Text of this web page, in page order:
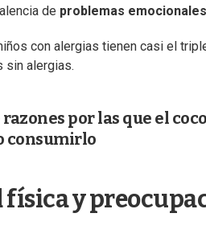
de problemas emocionales
con alergias tienen casi el
sin alergias.
razones por las que el
consumirlo
y